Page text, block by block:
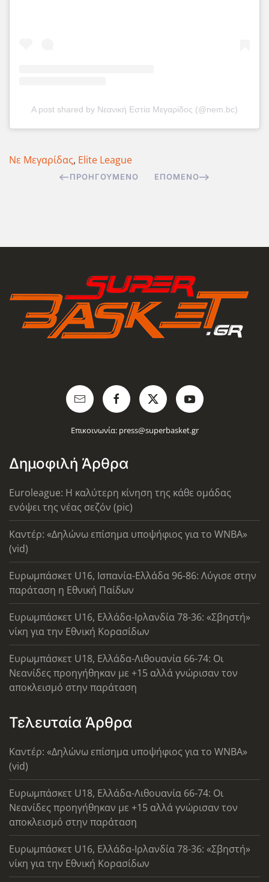
A post shared by Νεανική Εστία Μεγαρίδος (@nem.bc)
Νε Μεγαρίδας, Elite League
ΠΡΟΗΓΟΎΜΕΝΟ ΕΠΌΜΕΝΟ
Επικοινωνία: press@superbasket.gr
Δημοφιλή Άρθρα
Euroleague: Η καλύτερη κίνηση της κάθε ομάδας
ενόψει της νέας σεζόν (pic)
Καντέρ: «Δηλώνω επίσημα υποψήφιος για το WNBA»
(vid)
Ευρωμπάσκετ U16, Ισπανία-Ελλάδα 96-86: Λύγισε στην
παράταση η Εθνική Παίδων
Ευρωμπάσκετ U16, Ελλάδα-Ιρλανδία 78-36: «Σβηστή»
νίκη για την Εθνική Κορασίδων
Ευρωμπάσκετ U18, Ελλάδα-Λιθουανία 66-74: Οι
Νεανίδες προηγήθηκαν με +15 αλλά γνώρισαν τον
αποκλεισμό στην παράταση
Τελευταία Άρθρα
Καντέρ: «Δηλώνω επίσημα υποψήφιος για το WNBA»
(vid)
Ευρωμπάσκετ U18, Ελλάδα-Λιθουανία 66-74: Οι
Νεανίδες προηγήθηκαν με +15 αλλά γνώρισαν τον
αποκλεισμό στην παράταση
Ευρωμπάσκετ U16, Ελλάδα-Ιρλανδία 78-36: «Σβηστή»
νίκη για την Εθνική Κορασίδων